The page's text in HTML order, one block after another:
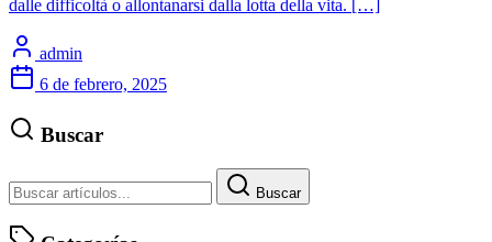
dalle difficoltà o allontanarsi dalla lotta della vita. […]
admin
6 de febrero, 2025
Buscar
Buscar